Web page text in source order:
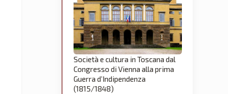
Società e cultura in Toscana dal
Congresso di Vienna alla prima
Guerra d’Indipendenza
(1815/1848)